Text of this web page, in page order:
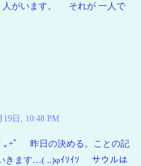
人がいます。 それが 一人で
19日, 10:48 PM
｡+ﾟ 昨日の決める。ことの記
きます…( ..)φｲｿｲｿ サウルは